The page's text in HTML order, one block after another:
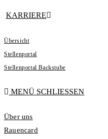
KARRIERE
Übersicht
Stellenportal
Stellenportal Backstube
MENÜ SCHLIESSEN
Über uns
Rauencard